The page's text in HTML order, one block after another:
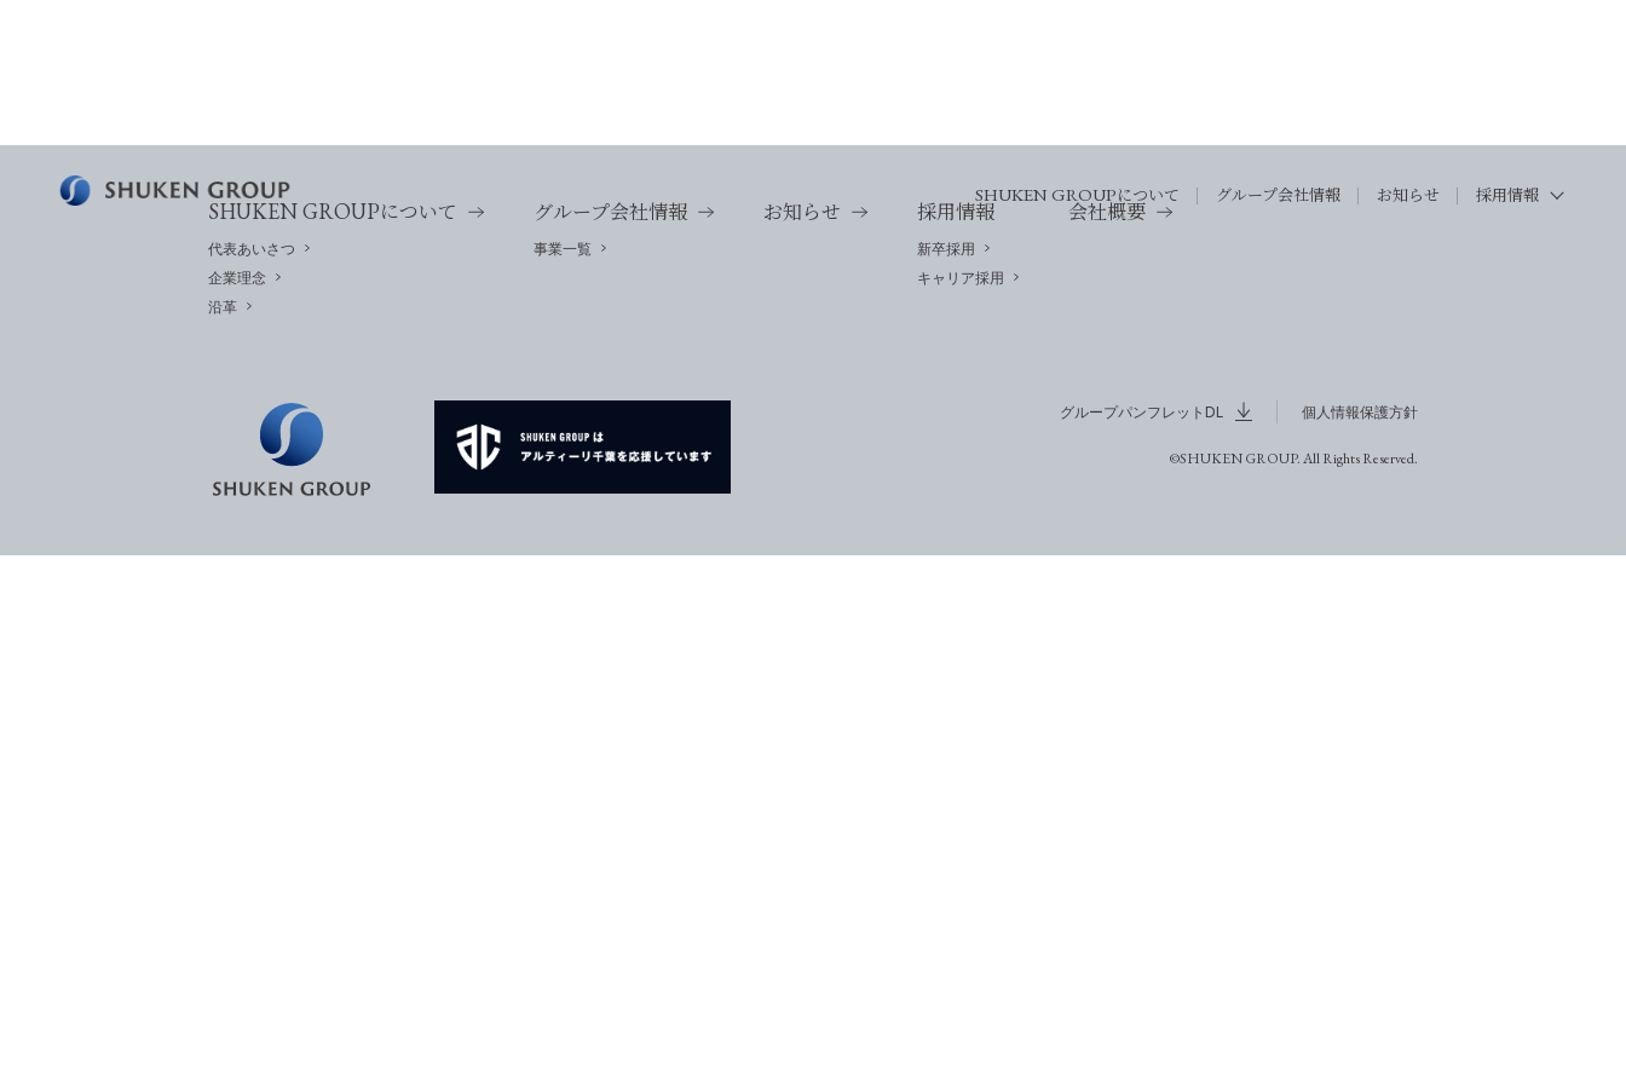
SHUKEN GROUPについて グループ会社情報 お知らせ 採用情報
SHUKEN GROUPについて
代表あいさつ
企業理念
沿革
グループ会社情報
事業一覧
お知らせ 採用情報
新卒採用
キャリア採用
会社概要
グループパンフレットDL 個人情報保護方針
©SHUKEN GROUP. All Rights Reserved.